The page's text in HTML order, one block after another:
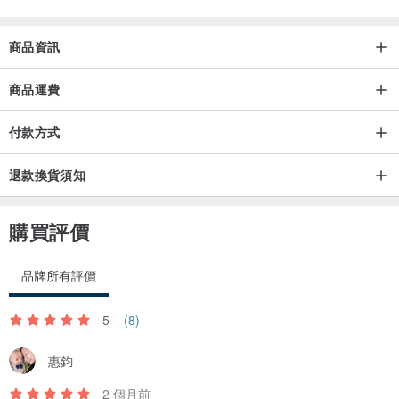
商品資訊
商品運費
付款方式
退款換貨須知
購買評價
品牌所有評價
5 (8)
惠鈞
2 個月前